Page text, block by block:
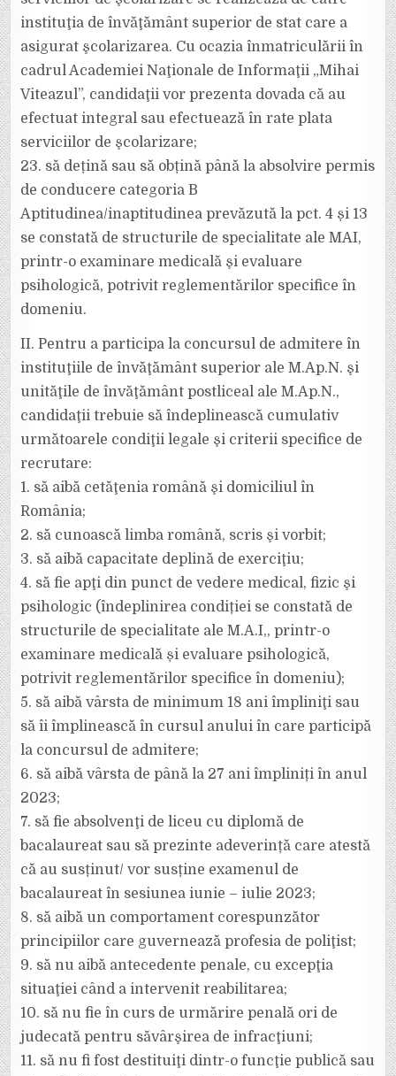
instituţia de învăţământ superior de stat care a
asigurat şcolarizarea. Cu ocazia înmatriculării în
cadrul Academiei Naţionale de Informaţii „Mihai
Viteazul”, candidaţii vor prezenta dovada că au
efectuat integral sau efectuează în rate plata
serviciilor de şcolarizare;
23. să dețină sau să obțină până la absolvire permis
de conducere categoria B
Aptitudinea/inaptitudinea prevăzută la pct. 4 și 13
se constată de structurile de specialitate ale MAI,
printr-o examinare medicală şi evaluare
psihologică, potrivit reglementărilor specifice în
domeniu.
II. Pentru a participa la concursul de admitere în
instituţiile de învăţământ superior ale M.Ap.N. şi
unităţile de învăţământ postliceal ale M.Ap.N.,
candidaţii trebuie să îndeplinească cumulativ
următoarele condiţii legale şi criterii specifice de
recrutare:
1. să aibă cetăţenia română şi domiciliul în
România;
2. să cunoască limba română, scris şi vorbit;
3. să aibă capacitate deplină de exerciţiu;
4. să fie apţi din punct de vedere medical, fizic şi
psihologic (îndeplinirea condiției se constată de
structurile de specialitate ale M.A.I,, printr-o
examinare medicală și evaluare psihologică,
potrivit reglementărilor specifice în domeniu);
5. să aibă vârsta de minimum 18 ani împliniţi sau
să îi împlinească în cursul anului în care participă
la concursul de admitere;
6. să aibă vârsta de până la 27 ani împliniți în anul
2023;
7. să fie absolvenţi de liceu cu diplomă de
bacalaureat sau să prezinte adeverință care atestă
că au susținut/ vor susține examenul de
bacalaureat în sesiunea iunie – iulie 2023;
8. să aibă un comportament corespunzător
principiilor care guvernează profesia de poliţist;
9. să nu aibă antecedente penale, cu excepţia
situaţiei când a intervenit reabilitarea;
10. să nu fie în curs de urmărire penală ori de
judecată pentru săvârşirea de infracţiuni;
11. să nu fi fost destituiţi dintr-o funcţie publică sau